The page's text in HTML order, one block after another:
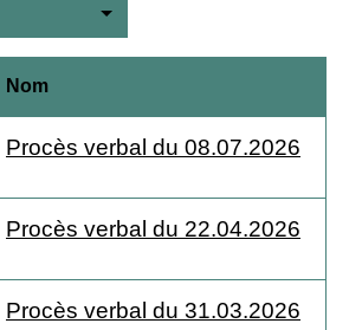
Nom
Procès verbal du 08.07.2026
Procès verbal du 22.04.2026
Procès verbal du 31.03.2026